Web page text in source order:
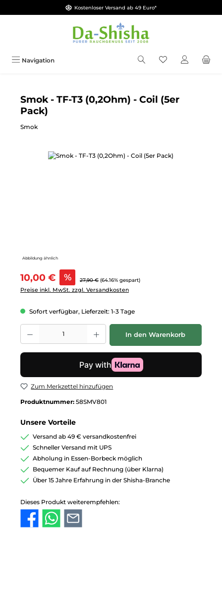
Zum Hauptinhalt springenKostenloser Versand ab 49 Euro*
Navigation Du hast 0
Smok - TF-T3 (0,2Ohm) - Coil (5er
Pack)
Smok
Bildergalerie überspringen
Abbildung ähnlich
Verkaufspreis:
10,00 € % Regulärer Preis:
27,90 € (64.16% gespart)
Preise inkl. MwSt. zzgl. Versandkosten
Sofort verfügbar, Lieferzeit: 1-3 Tage
Produkt Anzahl: Gib den gewünschten Wert ein oder benutze die
In den Warenkorb
Zum Merkzettel hinzufügen
Produktnummer: 58SMV801
Unsere Vorteile
Versand ab 49 € versandkostenfrei
Schneller Versand mit UPS
Abholung in Essen-Borbeck möglich
Bequemer Kauf auf Rechnung (über Klarna)
Über 15 Jahre Erfahrung in der Shisha-Branche
Dieses Produkt weiterempfehlen: